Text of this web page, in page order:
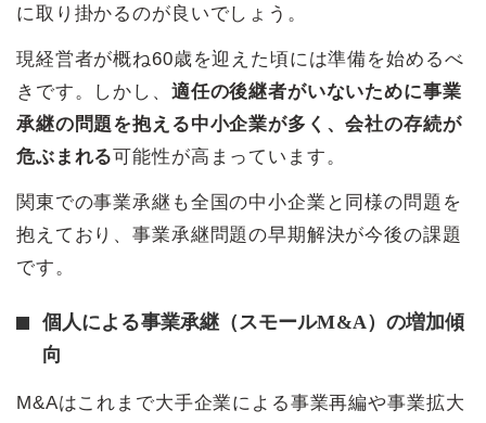
に取り掛かるのが良いでしょう。
現経営者が概ね60歳を迎えた頃には準備を始めるべ
きです。しかし、 適任の後継者がいないために事業
承継の問題を抱える中小企業が多く、会社の存続が
危ぶまれる可能性が高まっています。
関東での事業承継も全国の中小企業と同様の問題を
抱えており、事業承継問題の早期解決が今後の課題
です。
個人による事業承継（スモールM&A）の増加傾
向
M&Aはこれまで大手企業による事業再編や事業拡大